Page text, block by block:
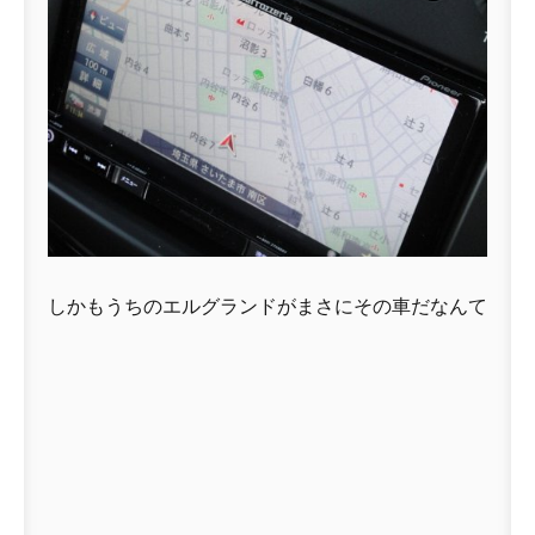
しかもうちのエルグランドがまさにその車だなんて